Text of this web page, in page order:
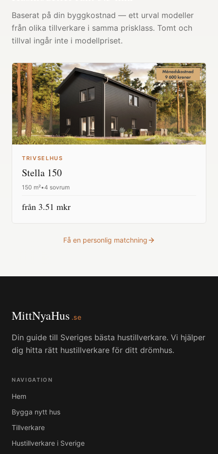
Baserat på din byggkostnad — ett urval modeller
från olika tillverkare i samma prisklass. Tomt och
tillval ingår inte i modellpriset.
TRIVSELHUS
Stella 150
150 m²•4 sovrum
från 3.51 mkr
Få en personlig matchning
MittNyaHus .se
Din guide till Sveriges bästa hustillverkare. Vi hjälper
dig hitta rätt hustillverkare för ditt drömhus.
NAVIGATION
Hem
Bygga nytt hus
Tillverkare
Hustillverkare i Sverige